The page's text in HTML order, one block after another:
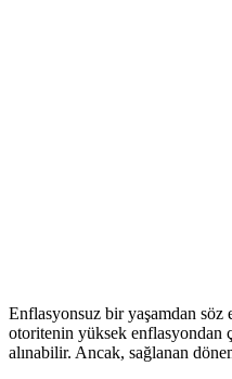
Enflasyonsuz bir yaşamdan söz
otoritenin yüksek enflasyondan
alınabilir. Ancak, sağlanan